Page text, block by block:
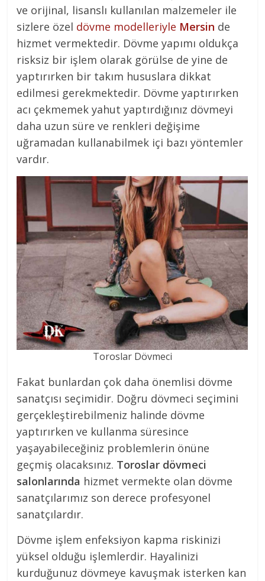
ve orijinal, lisanslı kullanılan malzemeler ile
sizlere özel dövme modelleriyle Mersin de
hizmet vermektedir. Dövme yapımı oldukça
risksiz bir işlem olarak görülse de yine de
yaptırırken bir takım hususlara dikkat
edilmesi gerekmektedir. Dövme yaptırırken
acı çekmemek yahut yaptırdığınız dövmeyi
daha uzun süre ve renkleri değişime
uğramadan kullanabilmek içi bazı yöntemler
vardır.
Toroslar Dövmeci
Fakat bunlardan çok daha önemlisi dövme
sanatçısı seçimidir. Doğru dövmeci seçimini
gerçekleştirebilmeniz halinde dövme
yaptırırken ve kullanma süresince
yaşayabileceğiniz problemlerin önüne
geçmiş olacaksınız. Toroslar dövmeci
salonlarında hizmet vermekte olan dövme
sanatçılarımız son derece profesyonel
sanatçılardır.
Dövme işlem enfeksiyon kapma riskinizi
yüksel olduğu işlemlerdir. Hayalinizi
kurduğunuz dövmeye kavuşmak isterken kan